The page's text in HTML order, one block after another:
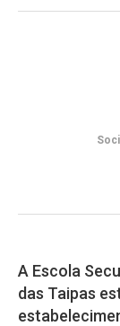
A Escola
das Taipas